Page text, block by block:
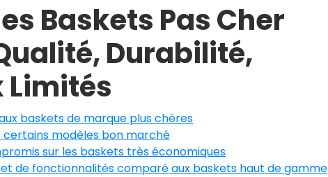
Baskets Pas Cher
Durabilité,
Limités
baskets de marque plus chères
modèles bon marché
sur les baskets très économiques
de fonctionnalités comparé aux baskets haut de gamme